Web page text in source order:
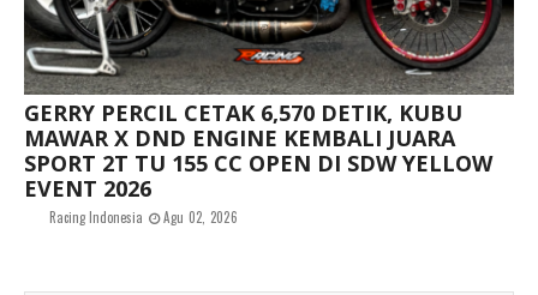
GERRY PERCIL CETAK 6,570 DETIK, KUBU
MAWAR X DND ENGINE KEMBALI JUARA
SPORT 2T TU 155 CC OPEN DI SDW YELLOW
EVENT 2026
Racing Indonesia Agu 02, 2026